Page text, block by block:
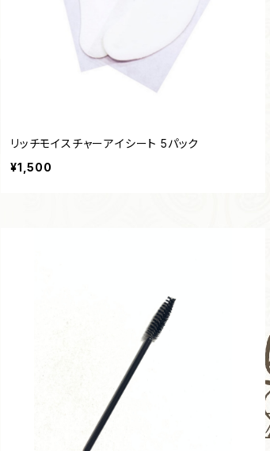
リッチモイスチャーアイシート 5パック
¥1,500